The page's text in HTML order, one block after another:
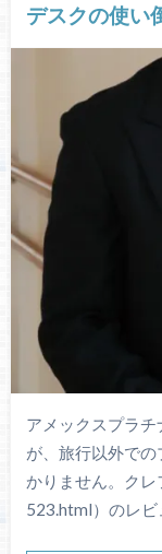
デスクの使い
アメックスプラ
が、旅行以外で
かりません。ク
523.html）のレ